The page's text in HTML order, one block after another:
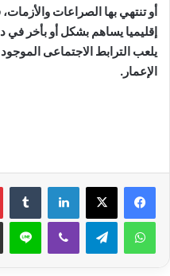
أو تنتهي بها الصراعات
إقليميا يساهم بشكل أو بأخر في
يلعب الترابط الاجتماعى
الإعمار.
لينكدإن
واتساب تيلقرام ڤايبر